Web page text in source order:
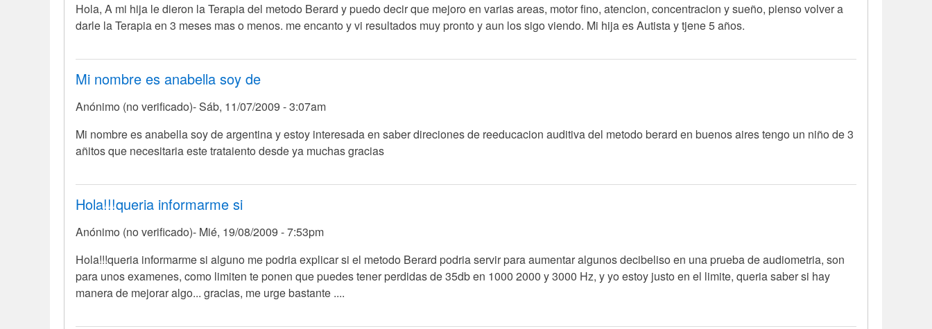
Hola, A mi hija le dieron la Terapia del metodo Berard y puedo decir que mejoro en varias areas, motor fino, atencion, concentracion y sueño, pienso volver a
darle la Terapia en 3 meses mas o menos. me encanto y vi resultados muy pronto y aun los sigo viendo. Mi hija es Autista y tjene 5 años.
Mi nombre es anabella soy de
Anónimo (no verificado) Sáb, 11/07/2009 - 3:07am
Mi nombre es anabella soy de argentina y estoy interesada en saber direciones de reeducacion auditiva del metodo berard en buenos aires tengo un niño de 3
añitos que necesitaria este trataiento desde ya muchas gracias
Hola!!!queria informarme si
Anónimo (no verificado) Mié, 19/08/2009 - 7:53pm
Hola!!!queria informarme si alguno me podria explicar si el metodo Berard podria servir para aumentar algunos decibeliso en una prueba de audiometria, son
para unos examenes, como limiten te ponen que puedes tener perdidas de 35db en 1000 2000 y 3000 Hz, y yo estoy justo en el limite, queria saber si hay
manera de mejorar algo... gracias, me urge bastante ....